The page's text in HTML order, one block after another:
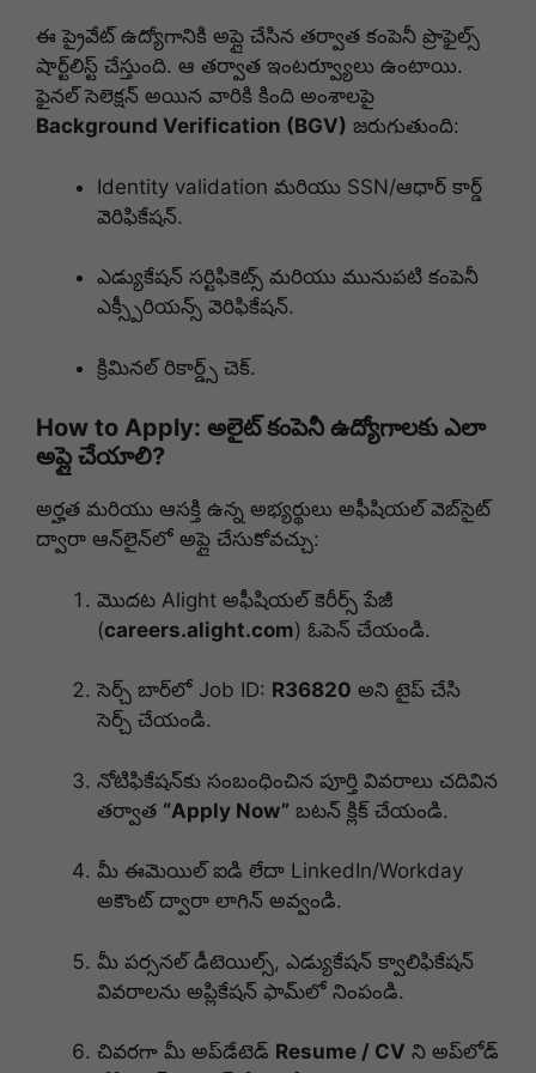
ఈ ప్రైవేట్ ఉద్యోగానికి అప్లై చేసిన తర్వాత కంపెనీ ప్రొఫైల్స్
షార్ట్‌లిస్ట్ చేస్తుంది. ఆ తర్వాత ఇంటర్వ్యూలు ఉంటాయి.
ఫైనల్ సెలెక్షన్ అయిన వారికి కింది అంశాలపై
Background Verification (BGV) జరుగుతుంది:
Identity validation మరియు SSN/ఆధార్ కార్డ్
వెరిఫికేషన్.
ఎడ్యుకేషన్ సర్టిఫికెట్స్ మరియు మునుపటి కంపెనీ
ఎక్స్పీరియన్స్ వెరిఫికేషన్.
క్రిమినల్ రికార్డ్స్ చెక్.
How to Apply: అలైట్ కంపెనీ ఉద్యోగాలకు ఎలా
అప్లై చేయాలి?
అర్హత మరియు ఆసక్తి ఉన్న అభ్యర్థులు అఫీషియల్ వెబ్‌సైట్
ద్వారా ఆన్‌లైన్‌లో అప్లై చేసుకోవచ్చు:
మొదట Alight అఫీషియల్ కెరీర్స్ పేజీ
(careers.alight.com) ఓపెన్ చేయండి.
సెర్చ్ బార్‌లో Job ID: R36820 అని టైప్ చేసి
సెర్చ్ చేయండి.
నోటిఫికేషన్‌కు సంబంధించిన పూర్తి వివరాలు చదివిన
తర్వాత “Apply Now” బటన్ క్లిక్ చేయండి.
మీ ఈమెయిల్ ఐడి లేదా LinkedIn/Workday
అకౌంట్ ద్వారా లాగిన్ అవ్వండి.
మీ పర్సనల్ డీటెయిల్స్, ఎడ్యుకేషన్ క్వాలిఫికేషన్
వివరాలను అప్లికేషన్ ఫామ్‌లో నింపండి.
చివరగా మీ అప్‌డేటెడ్ Resume / CV ని అప్‌లోడ్